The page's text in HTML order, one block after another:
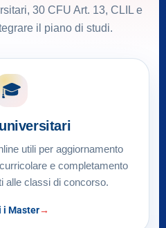
30 CFU Art. 13, CLIL e
il piano di studi.
🎓
utili per aggiornamento
e completamento
alle classi di concorso.
i Master